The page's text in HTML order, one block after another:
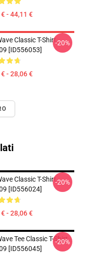
- 44,11 €
Classic T-Shirt
[ID556053]
- 28,06 €
-20%
Classic T-Shirt
[ID556024]
- 28,06 €
-20%
Tee Classic T-Shirt
[ID556045]
-20%